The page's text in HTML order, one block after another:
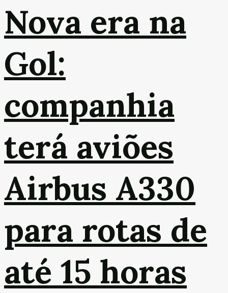
Nova era na
Gol:
companhia
terá aviões
Airbus A330
para rotas de
até 15 horas